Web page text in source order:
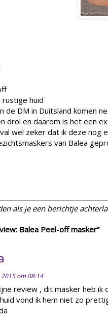
rustige huid
de DM in Duitsland komen
drol en daarom is het een
wel zeker dat ik deze nog
van Balea
als je een berichtje
Balea Peel-off masker”
om 08:14
review , dit masker heb ik
vond ik hem niet zo